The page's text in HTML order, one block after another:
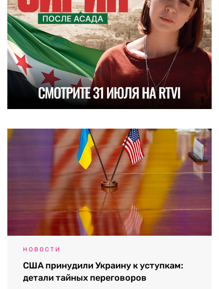
НОВОСТИ
США принудили Украину к уступкам:
детали тайных переговоров